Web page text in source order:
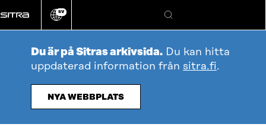
direkt
till
Ändra
språk
SV
Sök
Du är på Sitras arkivsida. Du kan hitta
uppdaterad information från sitra.fi.
NYA WEBBPLATS